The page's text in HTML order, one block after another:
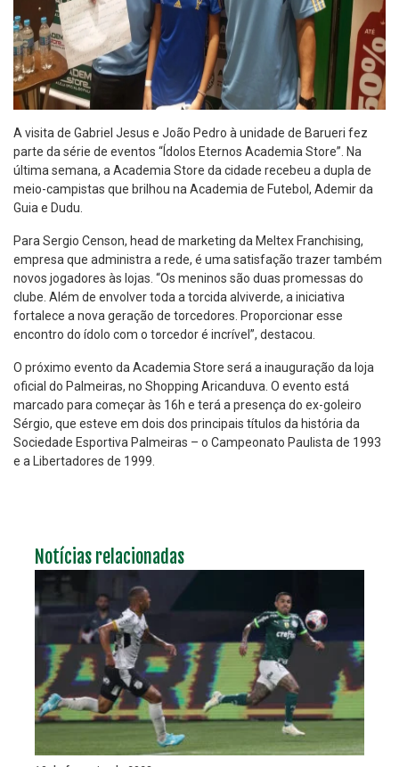
A visita de Gabriel Jesus e João Pedro à unidade de Barueri fez
parte da série de eventos “Ídolos Eternos Academia Store”. Na
última semana, a Academia Store da cidade recebeu a dupla de
meio-campistas que brilhou na Academia de Futebol, Ademir da
Guia e Dudu.
Para Sergio Censon, head de marketing da Meltex Franchising,
empresa que administra a rede, é uma satisfação trazer também
novos jogadores às lojas. “Os meninos são duas promessas do
clube. Além de envolver toda a torcida alviverde, a iniciativa
fortalece a nova geração de torcedores. Proporcionar esse
encontro do ídolo com o torcedor é incrível”, destacou.
O próximo evento da Academia Store será a inauguração da loja
oficial do Palmeiras, no Shopping Aricanduva. O evento está
marcado para começar às 16h e terá a presença do ex-goleiro
Sérgio, que esteve em dois dos principais títulos da história da
Sociedade Esportiva Palmeiras – o Campeonato Paulista de 1993
e a Libertadores de 1999.
Notícias relacionadas